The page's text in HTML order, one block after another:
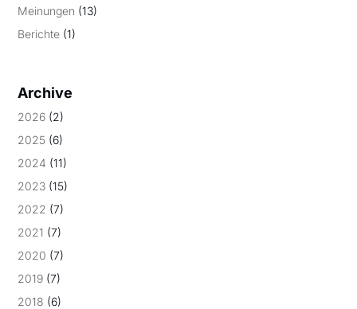
Meinungen (13)
Berichte (1)
Archive
2026 (2)
2025 (6)
2024 (11)
2023 (15)
2022 (7)
2021 (7)
2020 (7)
2019 (7)
2018 (6)